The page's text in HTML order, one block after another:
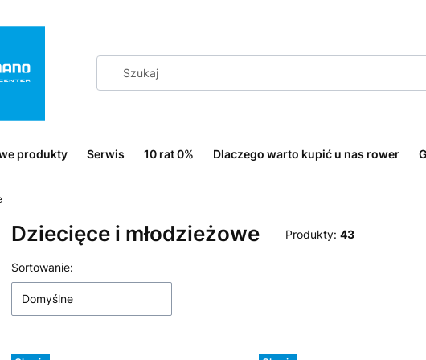
produkty Serwis 10 rat 0% Dlaczego warto kupić u nas rower
Dziecięce i młodzieżowe Produkty: 43
Lista produktów
Sortowanie:
Domyślne